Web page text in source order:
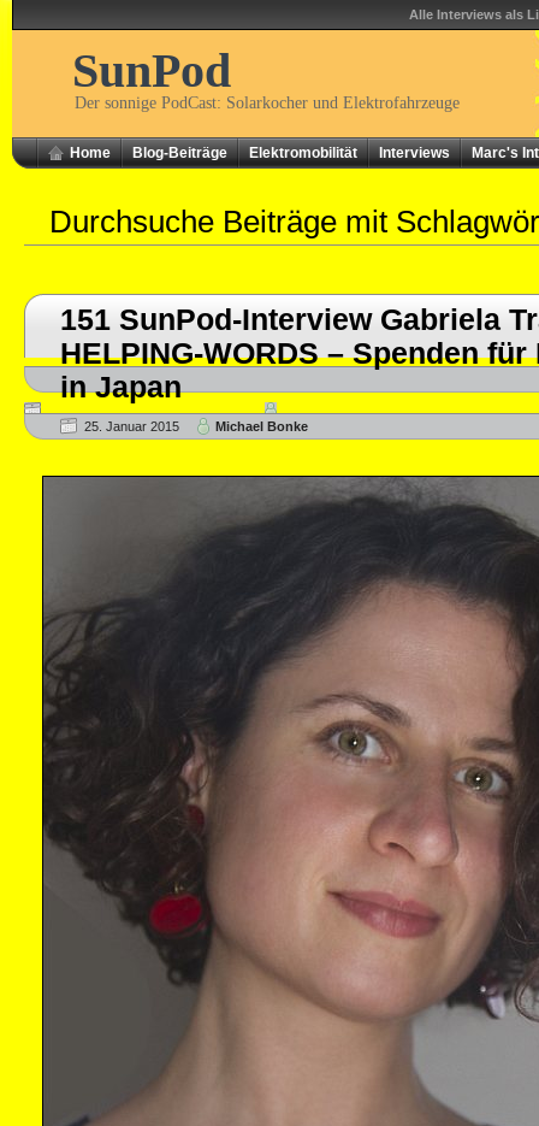
Alle Interviews als
SunPod
Der sonnige PodCast: Solarkocher und Elektrofahrzeuge
Home Blog-Beiträge Elektromobilität Interviews Marc's
Durchsuche Beiträge mit
151 SunPod-Interview Gabriela
HELPING-WORDS – Spenden
in Japan
25. Januar 2015 Michael Bonke